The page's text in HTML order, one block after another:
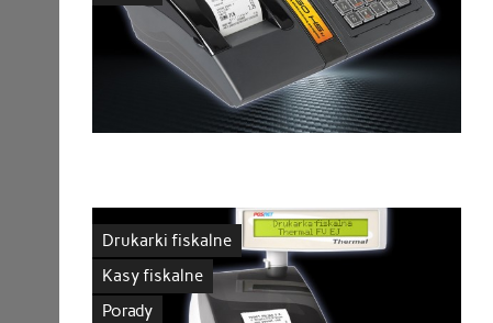
Drukarki fiskalne
Kasy fiskalne
Porady